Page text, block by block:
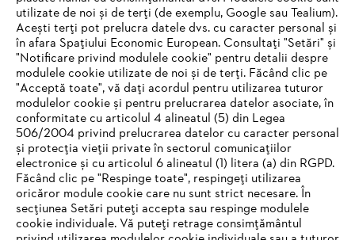
STIHL Romania
Informaţii Utile
IHR BROWSER WIRD NICHT
UNTERSTÜTZT
utilizate de noi și de terți (de exemplu, Google sau Tealium).
Acești terți pot prelucra datele dvs. cu caracter personal și
în afara Spațiului Economic European. Consultați "Setări" și
"Notificare privind modulele cookie" pentru detalii despre
modulele cookie utilizate de noi și de terți. Făcând clic pe
"Acceptă toate", vă dați acordul pentru utilizarea tuturor
modulelor cookie și pentru prelucrarea datelor asociate, în
conformitate cu articolul 4 alineatul (5) din Legea
506/2004 privind prelucrarea datelor cu caracter personal
și protecția vieții private în sectorul comunicațiilor
electronice și cu articolul 6 alineatul (1) litera (a) din RGPD.
Făcând clic pe "Respinge toate", respingeți utilizarea
oricăror module cookie care nu sunt strict necesare. În
secțiunea Setări puteți accepta sau respinge modulele
cookie individuale. Vă puteți retrage consimțământul